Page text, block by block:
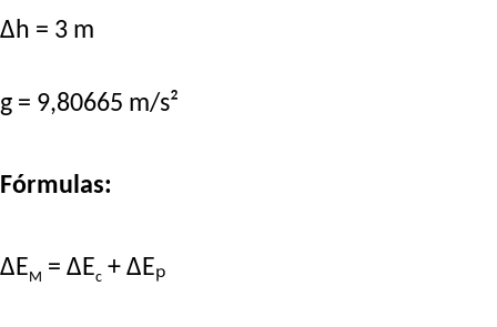
Δh = 3 m
g = 9,80665 m/s²
Fórmulas:
ΔE M = ΔEc + ΔEₚ